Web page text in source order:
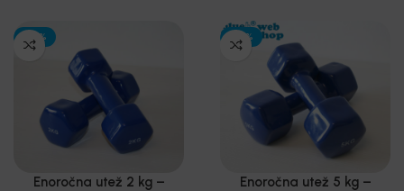
-30%
Enoročna utež 2 kg –
-30%
Enoročna utež 5 kg –